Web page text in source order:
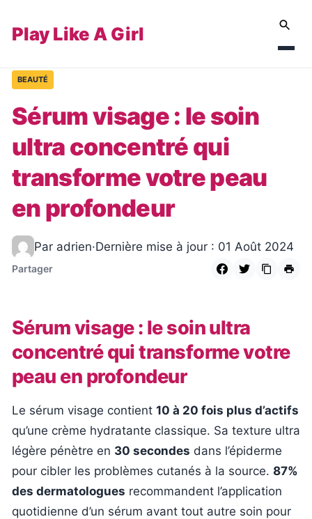
Play Like A Girl
BEAUTÉ
Sérum visage : le soin
ultra concentré qui
transforme votre peau
en profondeur
Par adrien·Dernière mise à jour : 01 Août 2024
Partager
Sérum visage : le soin ultra
concentré qui transforme votre
peau en profondeur
Le sérum visage contient 10 à 20 fois plus d’actifs
qu’une crème hydratante classique. Sa texture ultra
légère pénètre en 30 secondes dans l’épiderme
pour cibler les problèmes cutanés à la source. 87%
des dermatologues recommandent l’application
quotidienne d’un sérum avant tout autre soin pour